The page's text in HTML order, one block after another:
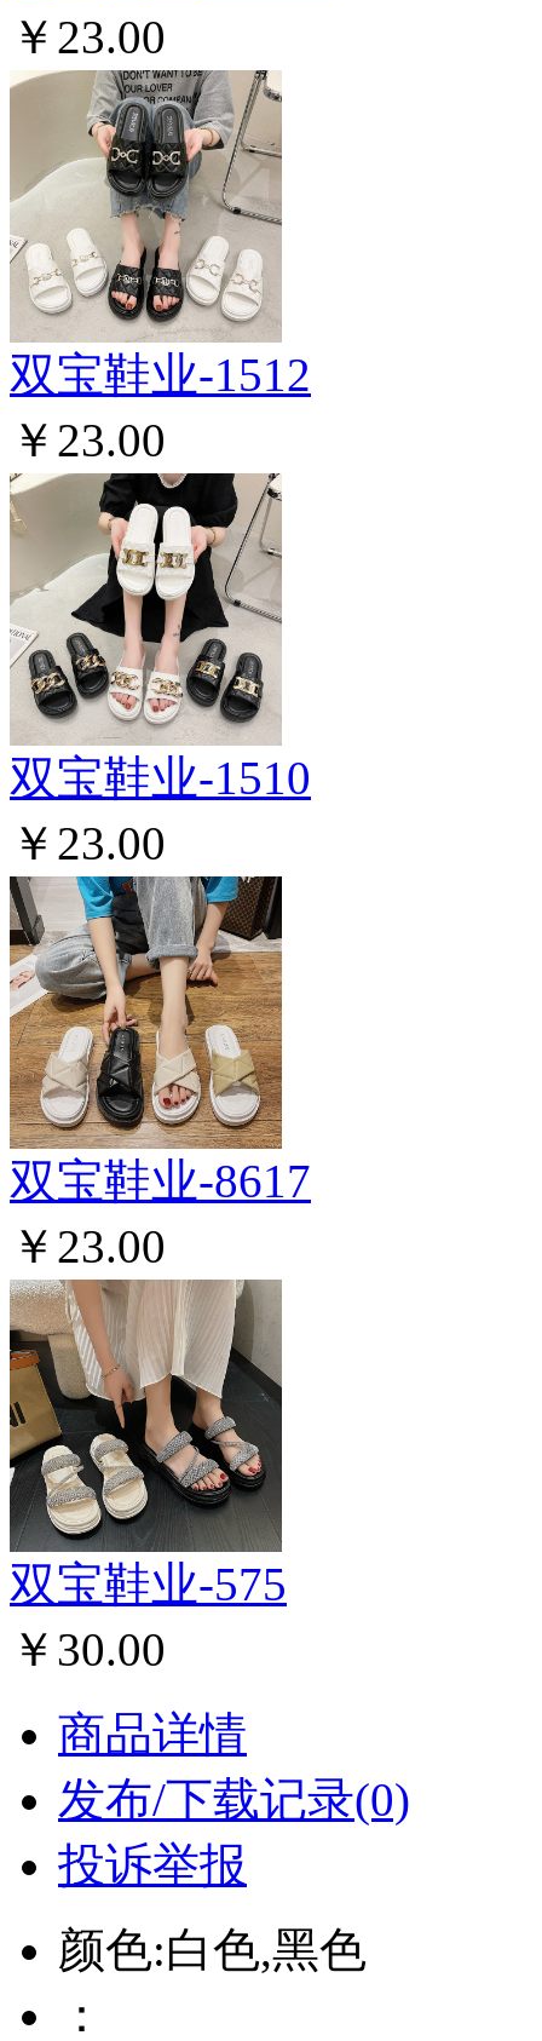
￥23.00
双宝鞋业-1512
￥23.00
双宝鞋业-1510
￥23.00
双宝鞋业-8617
￥23.00
双宝鞋业-575
￥30.00
商品详情
发布/下载记录(0)
投诉举报
颜色:白色,黑色
：